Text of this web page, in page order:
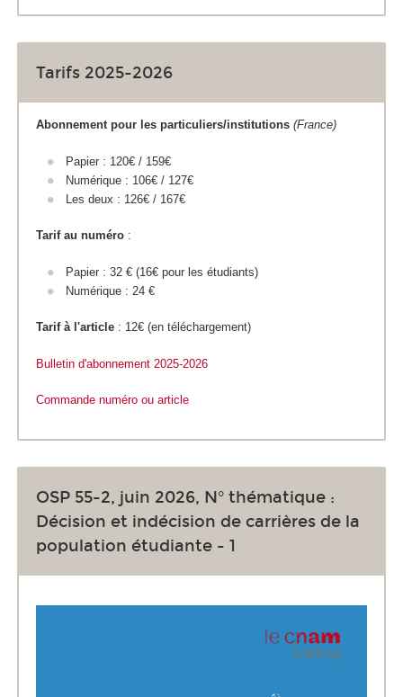
Tarifs 2025-2026
Abonnement pour les particuliers/institutions (France)
Papier : 120€ / 159€
Numérique : 106€ / 127€
Les deux : 126€ / 167€
Tarif au numéro :
Papier : 32 € (16€ pour les étudiants)
Numérique : 24 €
Tarif à l'article : 12€ (en téléchargement)
Bulletin d'abonnement 2025-2026
Commande numéro ou article
OSP 55-2, juin 2026, N° thématique :
Décision et indécision de carrières de la
population étudiante - 1